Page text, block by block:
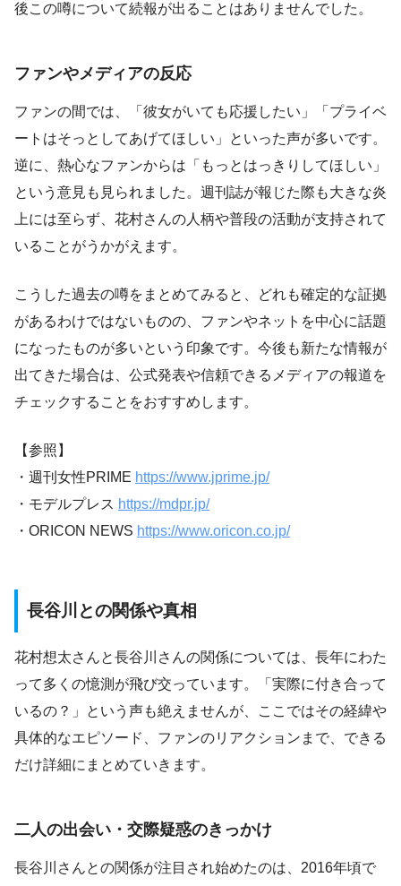
後この噂について続報が出ることはありませんでした。
ファンやメディアの反応
ファンの間では、「彼女がいても応援したい」「プライベ
ートはそっとしてあげてほしい」といった声が多いです。
逆に、熱心なファンからは「もっとはっきりしてほしい」
という意見も見られました。週刊誌が報じた際も大きな炎
上には至らず、花村さんの人柄や普段の活動が支持されて
いることがうかがえます。
こうした過去の噂をまとめてみると、どれも確定的な証拠
があるわけではないものの、ファンやネットを中心に話題
になったものが多いという印象です。今後も新たな情報が
出てきた場合は、公式発表や信頼できるメディアの報道を
チェックすることをおすすめします。
【参照】
・週刊女性PRIME https://www.jprime.jp/
・モデルプレス https://mdpr.jp/
・ORICON NEWS https://www.oricon.co.jp/
長谷川との関係や真相
花村想太さんと長谷川さんの関係については、長年にわた
って多くの憶測が飛び交っています。「実際に付き合って
いるの？」という声も絶えませんが、ここではその経緯や
具体的なエピソード、ファンのリアクションまで、できる
だけ詳細にまとめていきます。
二人の出会い・交際疑惑のきっかけ
長谷川さんとの関係が注目され始めたのは、2016年頃で